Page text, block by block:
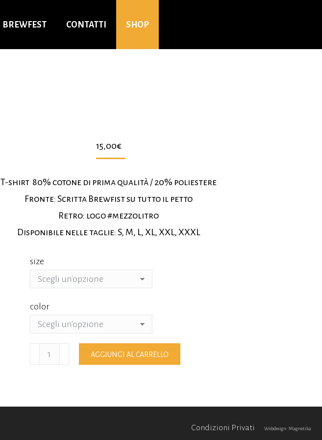
BREWFEST CONTATTI SHOP
15,00€
T-shirt 80% cotone di prima qualità / 20% poliestere
Fronte: Scritta Brewfist su tutto il petto
Retro: logo #mezzolitro
Disponibile nelle taglie: S, M, L, XL, XXL, XXXL
size
color
Brewfist
AGGIUNGI AL CARRELLO
Condizioni Privati Webdesign: Magnetika